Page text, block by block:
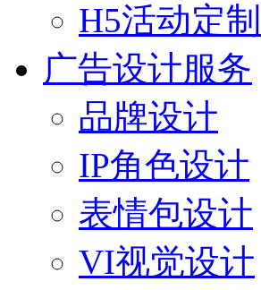
H5活动定制
广告设计服务
品牌设计
IP角色设计
表情包设计
VI视觉设计